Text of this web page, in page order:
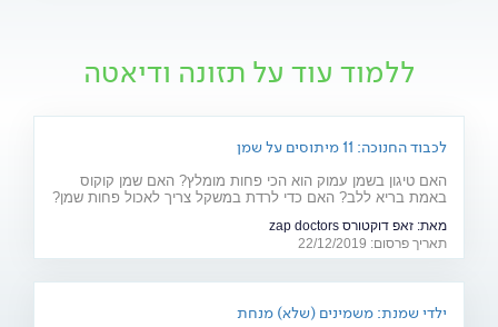
ללמוד עוד על תזונה ודיאטה
לכבוד החנוכה: 11 מיתוסים על שמן
האם טיגון בשמן עמוק הוא הכי פחות מומלץ? האם שמן קוקוס
באמת בריא ללב? האם כדי לרדת במשקל צריך לאכול פחות שמן?
הזמן לנפץ
מאת: זאפ דוקטורס zap doctors
תאריך פרסום: 22/12/2019
ילדי שמנת: משמינים (שלא) מנחת